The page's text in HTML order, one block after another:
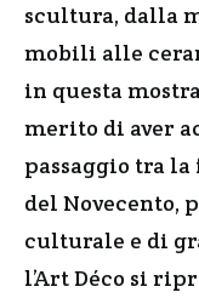
scultura, dalla
mobili alle
in questa
merito di aver
passaggio tra
del Novecento,
culturale e di
l’Art Déco si